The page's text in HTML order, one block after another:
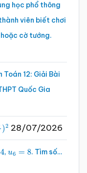
học phổ thông
viên biết chơi
cờ tướng.
12: Giải Bài
Quốc Gia
28/07/2026
, u6 =8 . Tìm số…